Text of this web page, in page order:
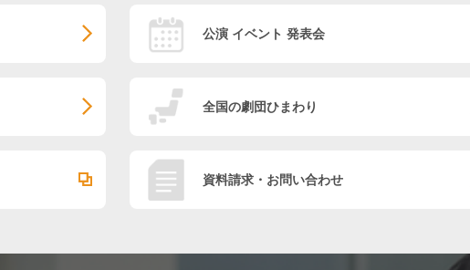
公演 イベント 発表会
全国の劇団ひまわり
資料請求・お問い合わせ